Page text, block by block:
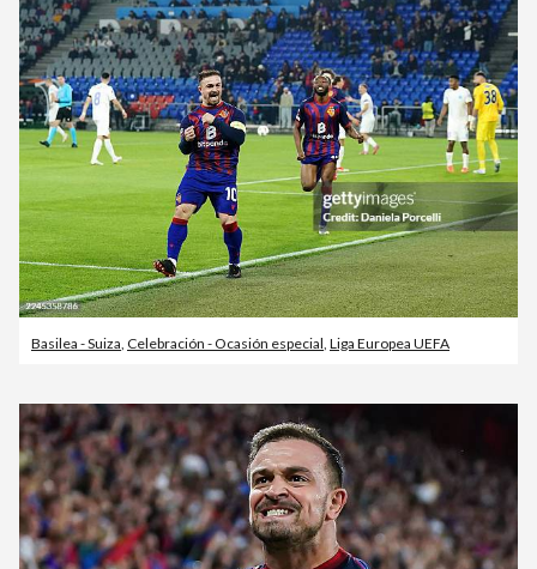
Basilea - Suiza Celebración - Ocasión especial Liga Europea UEFA